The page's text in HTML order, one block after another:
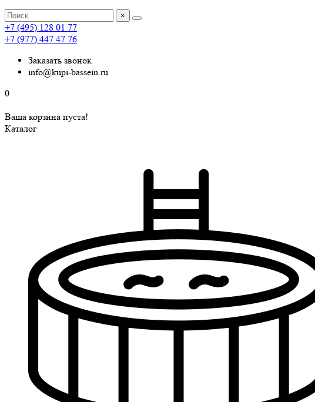
×
+7 (495) 128 01 77
+7 (977) 447 47 76
Заказать звонок
info@kupi-bassein.ru
0
Ваша корзина пуста!
Каталог